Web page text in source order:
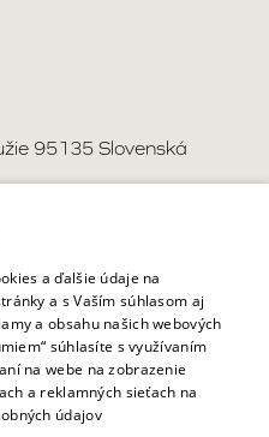
95135 Slovenská
a ďalšie údaje na
a s Vaším súhlasom aj
a obsahu našich webových
súhlasíte s využívaním
na webe na zobrazenie
a reklamných sieťach na
údajov